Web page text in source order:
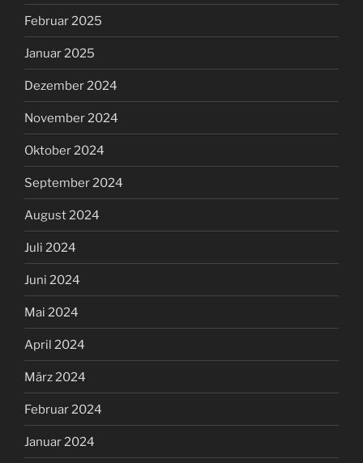
Februar 2025
Januar 2025
Dezember 2024
November 2024
Oktober 2024
September 2024
August 2024
Juli 2024
Juni 2024
Mai 2024
April 2024
März 2024
Februar 2024
Januar 2024